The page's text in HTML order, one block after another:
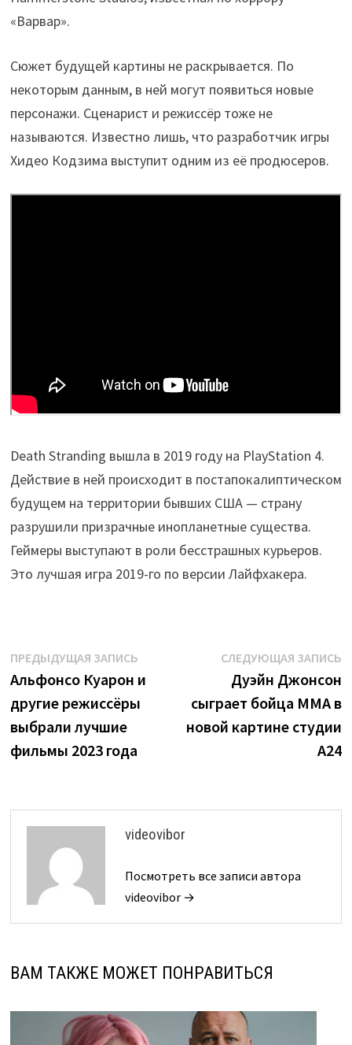
«Варвар».
Сюжет будущей картины не раскрывается. По
некоторым данным, в ней могут появиться новые
персонажи. Сценарист и режиссёр тоже не
называются. Известно лишь, что разработчик игры
Хидео Кодзима выступит одним из её продюсеров.
Death Stranding вышла в 2019 году на PlayStation 4.
Действие в ней происходит в постапокалиптическом
будущем на территории бывших США — страну
разрушили призрачные инопланетные существа.
Геймеры выступают в роли бесстрашных курьеров.
Это лучшая игра 2019-го по версии Лайфхакера.
Навигация
по
записям
ПРЕДЫДУЩАЯ ЗАПИСЬПредыдущая
запись:
Альфонсо Куарон и
другие режиссёры
выбрали лучшие
фильмы 2023 года
СЛЕДУЮЩАЯ ЗАПИСЬ
Дуэйн Джонсон
сыграет бойца MMA в
новой картине студии
A24
videovibor
Посмотреть все записи автора
videovibor →
ВАМ ТАКЖЕ МОЖЕТ ПОНРАВИТЬСЯ